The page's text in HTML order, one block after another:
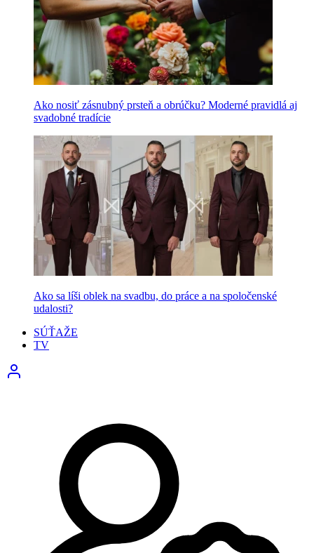
Ako nosiť zásnubný prsteň a obrúčku? Moderné pravidlá aj
svadobné tradície
Ako sa líši oblek na svadbu, do práce a na spoločenské
udalosti?
SÚŤAŽE
TV